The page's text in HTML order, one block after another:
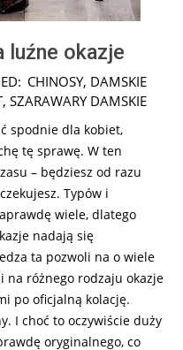
luźne okazje
CHINOSY, DAMSKIE
, SZARAWARY DAMSKIE
spodnie dla kobiet,
tę sprawę. W ten
– będziesz od razu
Typów i
wiele, dlatego
nadają się
ta pozwoli na o wiele
na różnego rodzaju okazje
po oficjalną kolację.
I choć to oczywiście duży
oryginalnego, co